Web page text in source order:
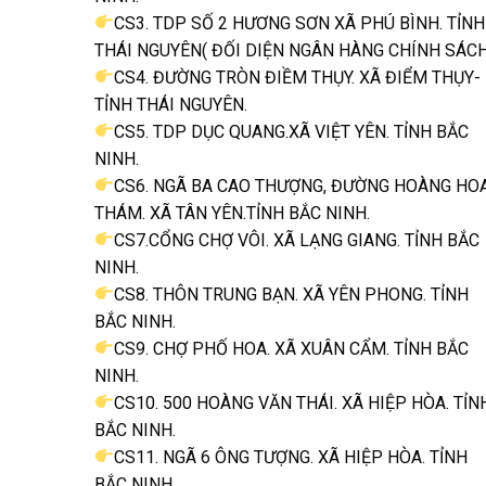
CS3. TDP SỐ 2 HƯƠNG SƠN XÃ PHÚ BÌNH. TỈNH
THÁI NGUYÊN( ĐỐI DIỆN NGÂN HÀNG CHÍNH
CS4. ĐƯỜNG TRÒN ĐIỀM THỤY. XÃ ĐIỂM THỤY-
TỈNH THÁI NGUYÊN.
CS5. TDP DỤC QUANG.XÃ VIỆT YÊN. TỈNH BẮC
NINH.
CS6. NGÃ BA CAO THƯỢNG, ĐƯỜNG HOÀNG
THÁM. XÃ TÂN YÊN.TỈNH BẮC NINH.
CS7.CỔNG CHỢ VÔI. XÃ LẠNG GIANG. TỈNH BẮC
NINH.
CS8. THÔN TRUNG BẠN. XÃ YÊN PHONG. TỈNH
BẮC NINH.
CS9. CHỢ PHỐ HOA. XÃ XUÂN CẨM. TỈNH BẮC
NINH.
CS10. 500 HOÀNG VĂN THÁI. XÃ HIỆP HÒA.
BẮC NINH.
CS11. NGÃ 6 ÔNG TƯỢNG. XÃ HIỆP HÒA. TỈNH